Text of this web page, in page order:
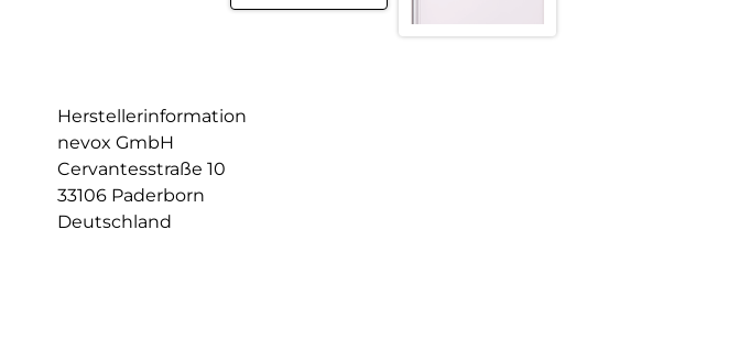
Herstellerinformation
nevox GmbH
Cervantesstraße 10
33106 Paderborn
Deutschland